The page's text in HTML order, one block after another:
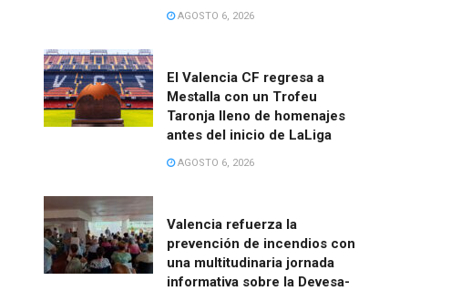
AGOSTO 6, 2026
El Valencia CF regresa a
Mestalla con un Trofeu
Taronja lleno de homenajes
antes del inicio de LaLiga
AGOSTO 6, 2026
Valencia refuerza la
prevención de incendios con
una multitudinaria jornada
informativa sobre la Devesa-